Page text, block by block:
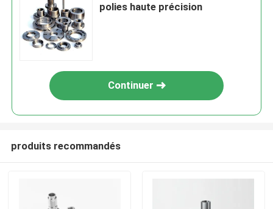
polies haute précision
Continuer
produits recommandés